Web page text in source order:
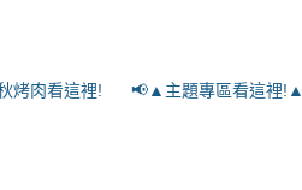
烤肉看這裡! 📢▲主題專區看這裡!▲